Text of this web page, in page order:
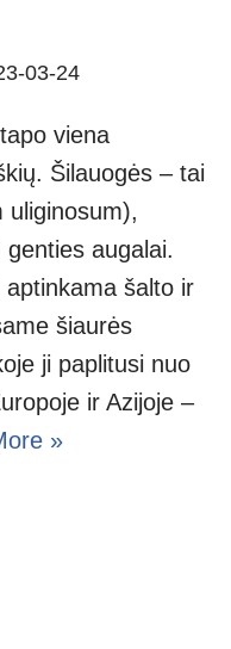
03-24
viena
Šilauogės – tai
uliginosum),
augalai.
šalto ir
šiaurės
ji paplitusi nuo
ir Azijoje –
»